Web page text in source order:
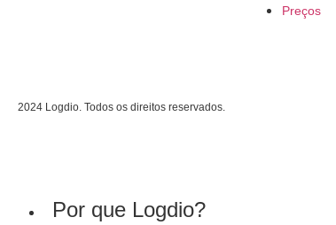
Preços
2024 Logdio. Todos os direitos reservados.
Por que Logdio?